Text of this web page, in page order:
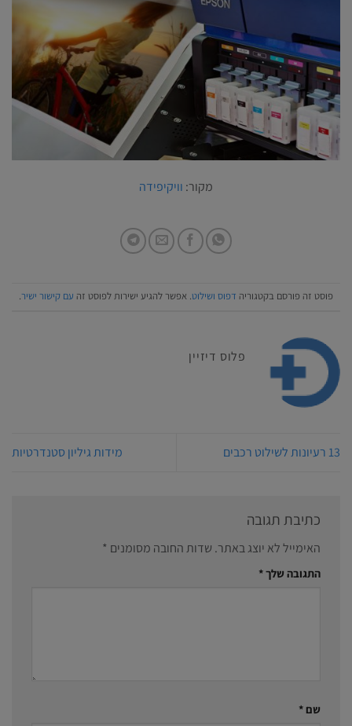
מקור: וויקיפידה
פוסט זה פורסם בקטגוריה דפוס ושילוט. אפשר להגיע ישירות לפוסט זה עם קישור ישיר.
פלוס דיזיין
13 רעיונות לשילוט רכבים מידות גיליון סטנדרטיות
כתיבת תגובה
האימייל לא יוצג באתר. שדות החובה מסומנים *
התגובה שלך*
שם*